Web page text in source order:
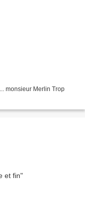
monsieur Merlin Trop